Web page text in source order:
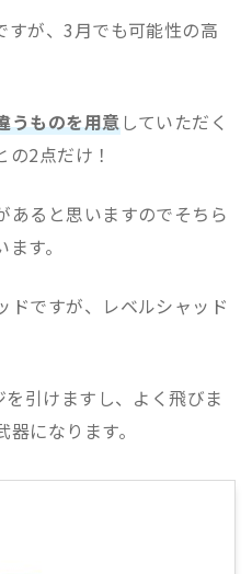
すが、3月でも可能性の高
うものを用意していただく
の2点だけ！
あると思いますのでそちら
す。
ドですが、レベルシャッド
引けますし、よく飛びま
になります。